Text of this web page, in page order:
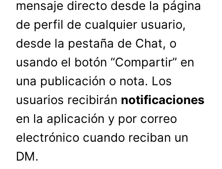
mensaje directo desde la página
de perfil de cualquier usuario,
desde la pestaña de Chat, o
usando el botón “Compartir” en
una publicación o nota. Los
usuarios recibirán notificaciones
en la aplicación y por correo
electrónico cuando reciban un
DM.